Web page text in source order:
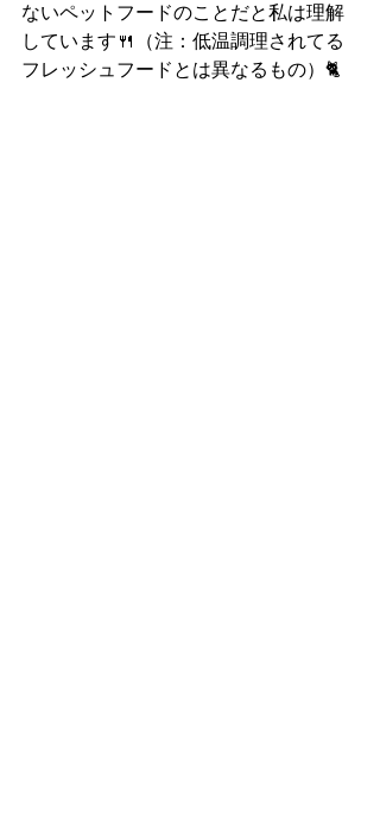
ないペットフードのことだと私は理解
しています🍴（注：低温調理されてる
フレッシュフードとは異なるもの）🐈